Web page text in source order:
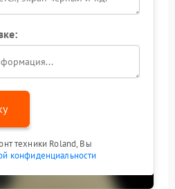
техники Roland, Вы
конфиденциальности